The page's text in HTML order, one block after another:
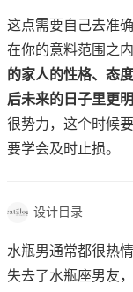
这点需要自己去准
在你的意料范围之内
的家人的性格、态
后未来的日子里更
很势力，这个时候
要学会及时止损。
设计目录
水瓶男通常都很热
失去了水瓶座男友